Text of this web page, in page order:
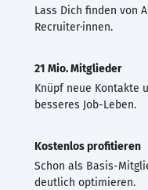
Lass Dich finden von
Recruiter·innen.
21 Mio. Mitglieder
Knüpf neue Kontakte
besseres Job-Leben.
Kostenlos profitieren
Schon als Basis-
deutlich optimieren.